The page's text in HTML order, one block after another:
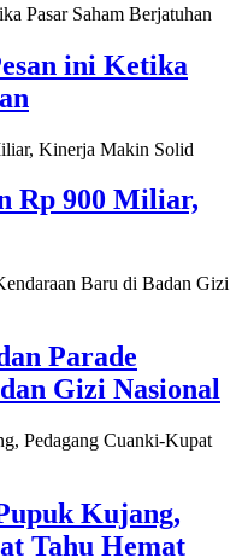
ini Ketika
Rp 900 Miliar,
Parade
Gizi Nasional
Kujang,
Tahu Hemat